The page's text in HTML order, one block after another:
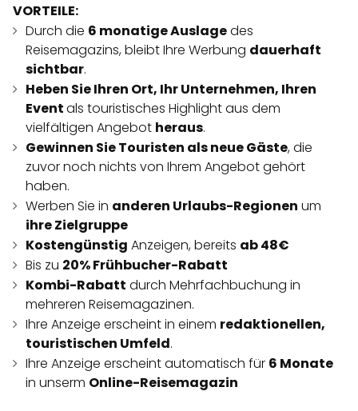
VORTEILE:
Durch die 6 monatige Auslagedes
Reisemagazins, bleibt Ihre Werbung dauerhaft
sichtbar.
Heben Sie Ihren Ort, Ihr Unternehmen, Ihren
Eventals touristisches Highlight aus dem
vielfältigen Angebot heraus.
Gewinnen Sie Touristen als neue Gäste, die
zuvor noch nichts von Ihrem Angebot gehört
haben.
Werben Sie in anderen Urlaubs-Regionen um
ihre Zielgruppe
Kostengünstig Anzeigen, bereits ab 48€
Bis zu 20% Frühbucher-Rabatt
Kombi-Rabatt durch Mehrfachbuchung in
mehreren Reisemagazinen.
Ihre Anzeige erscheint in einem redaktionellen,
touristischen Umfeld.
Ihre Anzeige erscheint automatisch für 6 Monate
in unserm Online-Reisemagazin